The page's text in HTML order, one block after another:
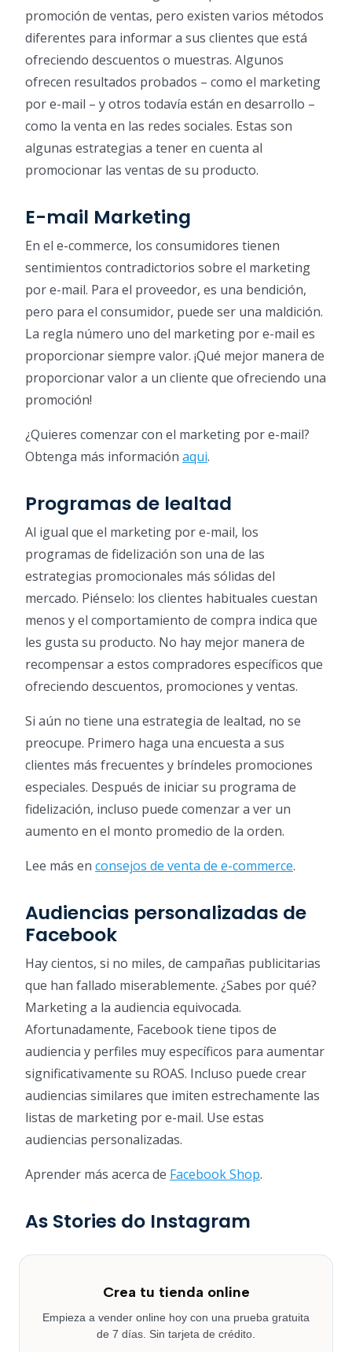
promoción de ventas, pero existen varios métodos
diferentes para informar a sus clientes que está
ofreciendo descuentos o muestras. Algunos
ofrecen resultados probados – como el marketing
por e-mail – y otros todavía están en desarrollo –
como la venta en las redes sociales. Estas son
algunas estrategias a tener en cuenta al
promocionar las ventas de su producto.
E-mail Marketing
En el e-commerce, los consumidores tienen
sentimientos contradictorios sobre el marketing
por e-mail. Para el proveedor, es una bendición,
pero para el consumidor, puede ser una maldición.
La regla número uno del marketing por e-mail es
proporcionar siempre valor. ¡Qué mejor manera de
proporcionar valor a un cliente que ofreciendo una
promoción!
¿Quieres comenzar con el marketing por e-mail?
Obtenga más información aqui.
Programas de lealtad
Al igual que el marketing por e-mail, los
programas de fidelización son una de las
estrategias promocionales más sólidas del
mercado. Piénselo: los clientes habituales cuestan
menos y el comportamiento de compra indica que
les gusta su producto. No hay mejor manera de
recompensar a estos compradores específicos que
ofreciendo descuentos, promociones y ventas.
Si aún no tiene una estrategia de lealtad, no se
preocupe. Primero haga una encuesta a sus
clientes más frecuentes y bríndeles promociones
especiales. Después de iniciar su programa de
fidelización, incluso puede comenzar a ver un
aumento en el monto promedio de la orden.
Lee más en consejos de venta de e-commerce.
Audiencias personalizadas de
Facebook
Hay cientos, si no miles, de campañas publicitarias
que han fallado miserablemente. ¿Sabes por qué?
Marketing a la audiencia equivocada.
Afortunadamente, Facebook tiene tipos de
audiencia y perfiles muy específicos para aumentar
significativamente su ROAS. Incluso puede crear
audiencias similares que imiten estrechamente las
listas de marketing por e-mail. Use estas
audiencias personalizadas.
Aprender más acerca de Facebook Shop.
As Stories do Instagram
Crea tu tienda online
Empieza a vender online hoy con una prueba gratuita
de 7 días. Sin tarjeta de crédito.